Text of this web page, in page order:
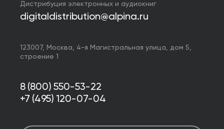
Дистрибуция электронных и аудиокниг
digitaldistribution@alpina.ru
123007, Москва, 4-я Магистральная улица, дом 5,
строение 1
8 (800) 550-53-22
+7 (495) 120-07-04